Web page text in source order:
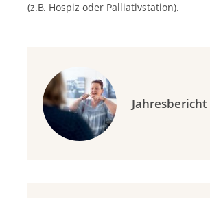
(z.B. Hospiz oder Palliativstation).
Jahresbericht